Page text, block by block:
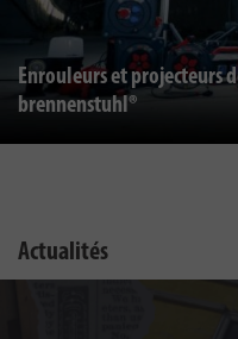
Enrouleurs et projecteurs
brennenstuhl®
Actualités